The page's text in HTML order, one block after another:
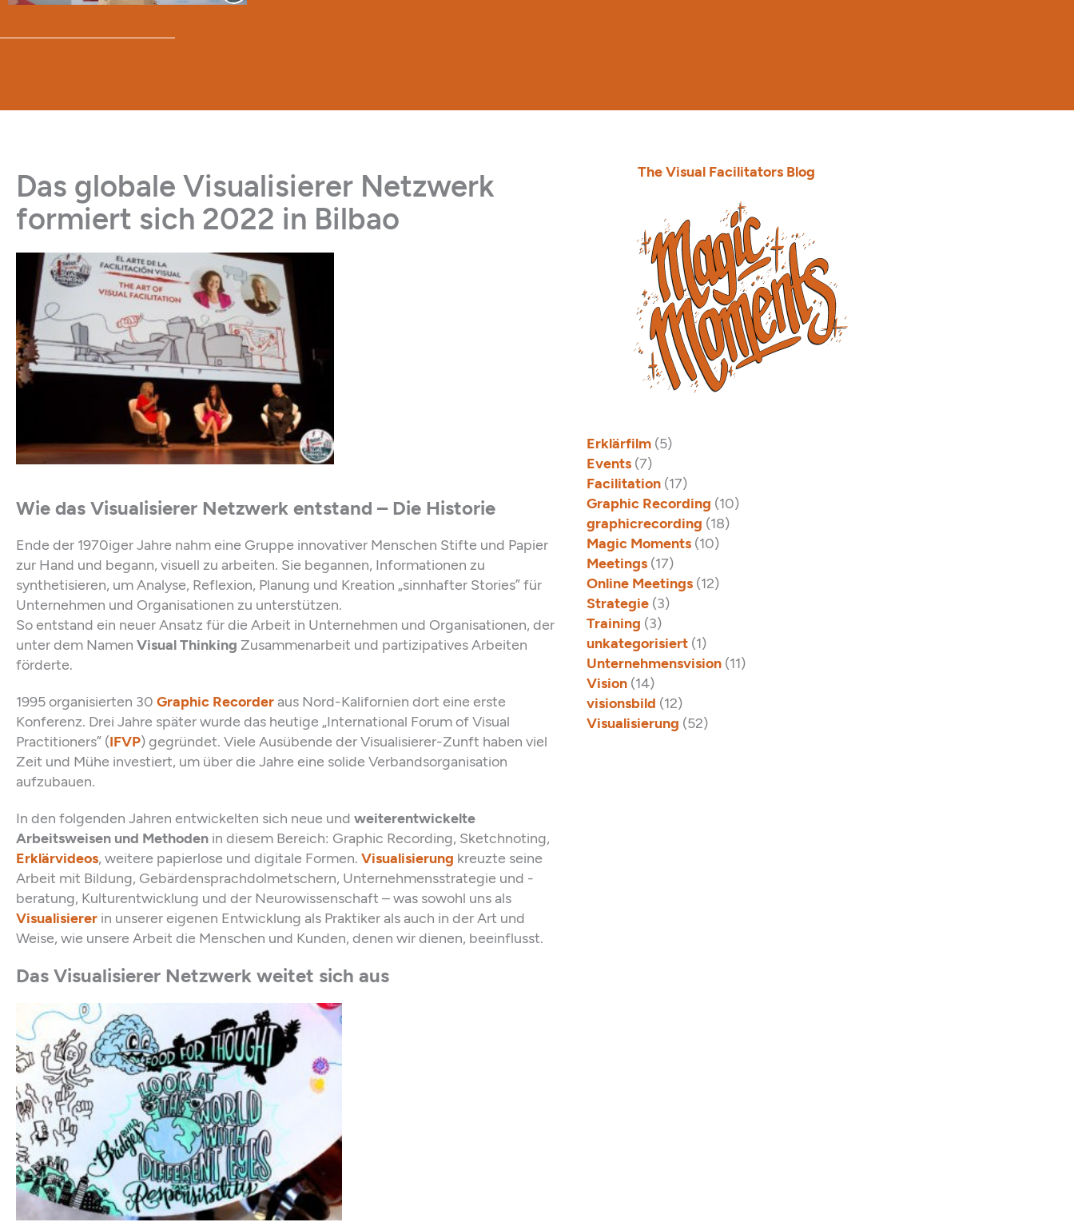
Das globale Visualisierer Netzwerk
formiert sich 2022 in Bilbao
Wie das Visualisierer Netzwerk entstand – Die Historie
Ende der 1970iger Jahre nahm eine Gruppe innovativer Menschen Stifte und Papier
zur Hand und begann, visuell zu arbeiten. Sie begannen, Informationen zu
synthetisieren, um Analyse, Reflexion, Planung und Kreation „sinnhafter Stories” für
Unternehmen und Organisationen zu unterstützen.
So entstand ein neuer Ansatz für die Arbeit in Unternehmen und Organisationen, der
unter dem Namen Visual Thinking Zusammenarbeit und partizipatives Arbeiten
förderte.
1995 organisierten 30 Graphic Recorderaus Nord-Kalifornien dort eine erste
Konferenz. Drei Jahre später wurde das heutige „International Forum of Visual
Practitioners” (IFVP) gegründet. Viele Ausübende der Visualisierer-Zunft haben viel
Zeit und Mühe investiert, um über die Jahre eine solide Verbandsorganisation
aufzubauen.
In den folgenden Jahren entwickelten sich neue und weiterentwickelte
Arbeitsweisen und Methoden in diesem Bereich: Graphic Recording, Sketchnoting,
Erklärvideos, weitere papierlose und digitale Formen. Visualisierung kreuzte seine
Arbeit mit Bildung, Gebärdensprachdolmetschern, Unternehmensstrategie und -
beratung, Kulturentwicklung und der Neurowissenschaft – was sowohl uns als
Visualisierer in unserer eigenen Entwicklung als Praktiker als auch in der Art und
Weise, wie unsere Arbeit die Menschen und Kunden, denen wir dienen, beeinflusst.
Das Visualisierer Netzwerk weitet sich aus
The Visual Facilitators Blog
Erklärfilm (5)
Events (7)
Facilitation (17)
Graphic Recording (10)
graphicrecording (18)
Magic Moments (10)
Meetings (17)
Online Meetings (12)
Strategie (3)
Training (3)
unkategorisiert (1)
Unternehmensvision (11)
Vision (14)
visionsbild (12)
Visualisierung (52)